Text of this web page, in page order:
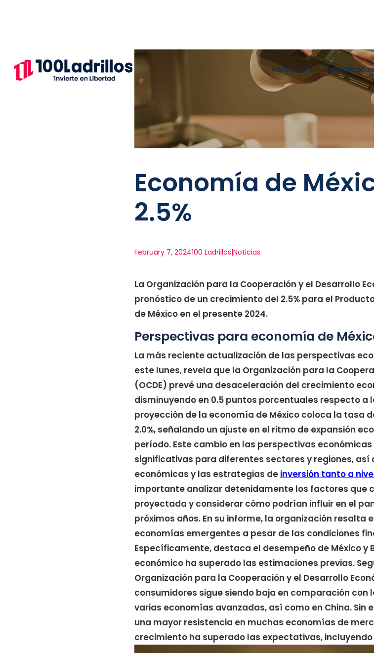
HomeCómo Funciona
Economía de
2.5%
February 7, 2024100 Ladrillos|Noticias
La Organización para la Cooperación y el Desarrollo
pronóstico de un crecimiento del 2.5% para el
de México en el presente 2024.
Perspectivas para economía de
La más reciente actualización de las perspectivas
este lunes, revela que la Organización para la
(OCDE) prevé una desaceleración del crecimiento
disminuyendo en 0.5 puntos porcentuales respecto a
proyección de la economía de México coloca la tasa
2.0%, señalando un ajuste en el ritmo de expansión
período. Este cambio en las perspectivas
significativas para diferentes sectores y regiones,
económicas y las estrategias de inversión tanto a
importante analizar detenidamente los factores que
proyectada y considerar cómo podrían influir en el
próximos años. En su informe, la organización resalta
economías emergentes a pesar de las condiciones
Específicamente, destaca el desempeño de México y
económico ha superado las estimaciones previas.
Organización para la Cooperación y el Desarrollo
consumidores sigue siendo baja en comparación con
varias economías avanzadas, así como en China.
una mayor resistencia en muchas economías de
crecimiento ha superado las expectativas, incluyendo